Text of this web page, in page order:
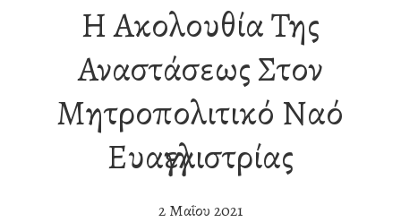
Η Ακολουθία Της
Αναστάσεως Στον
Μητροπολιτικό Ναό
Ευαγγελιστρίας
2 Μαΐου 2021